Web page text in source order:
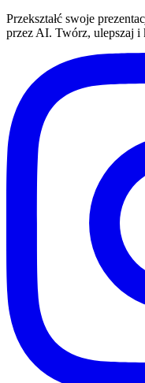
Przekształć swoje
przez AI. Twórz, ulepszaj i